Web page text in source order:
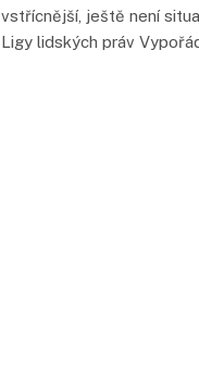
vstřícnější, ještě není
Ligy lidských práv